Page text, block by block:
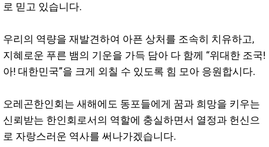
로 믿고 있습니다.
우리의 역량을 재발견하여 아픈 상처를 조속히 치유하고,
지혜로운 푸른 뱀의 기운을 가득 담아 다 함께 “위대한 조국!
아! 대한민국”을 크게 외칠 수 있도록 힘 모아 응원합시다.
오레곤한인회는 새해에도 동포들에게 꿈과 희망을 키우는
신뢰받는 한인회로서의 역할에 충실하면서 열정과 헌신으
로 자랑스러운 역사를 써나가겠습니다.